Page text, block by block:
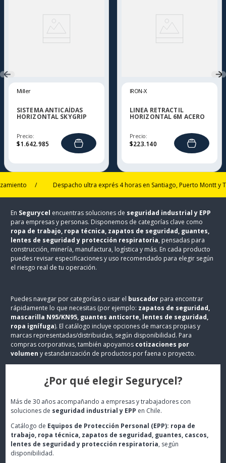
Miller
SISTEMA ANTICAÍDAS
HORIZONTAL SKYGRIP
Precio:
$1.642.985
IRON-X
LINEA RETRACTIL
HORIZONTAL 6M ACERO
Precio:
$223.140
/ Despacho ultra exprés 4 horas en Santiago, Puerto Montt y
En Segurycel encuentras soluciones de seguridad industrial y EPP
para empresas y personas. Disponemos de categorías clave como
ropa de trabajo, ropa técnica, zapatos de seguridad, guantes,
lentes de seguridad y protección respiratoria, pensadas para
construcción, minería, manufactura, logística y más. En cada producto
puedes revisar especificaciones y uso recomendado para elegir según
el riesgo real de tu operación.
Puedes navegar por categorías o usar el buscador para encontrar
rápidamente lo que necesitas (por ejemplo: zapatos de seguridad,
mascarilla N95/KN95, guantes anticorte, lentes de seguridad,
ropa ignífuga). El catálogo incluye opciones de marcas propias y
marcas representadas/distribuidas, según disponibilidad. Para
compras corporativas, también apoyamos cotizaciones por
volumen y estandarización de productos por faena o proyecto.
¿Por qué elegir Segurycel?
Más de 30 años acompañando a empresas y trabajadores con
soluciones de seguridad industrial y EPP en Chile.
Catálogo de Equipos de Protección Personal (EPP): ropa de
trabajo, ropa técnica, zapatos de seguridad, guantes, cascos,
lentes de seguridad y protección respiratoria, según
disponibilidad.